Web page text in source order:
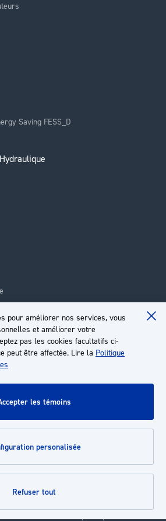
pour améliorer nos services, vous
et améliorer votre
pas les cookies facultatifs ci-
peut être affectée. Lire la Politique
accepter les témoins
personalisée
refuser tout
Saving FESS_D